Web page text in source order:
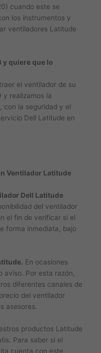
cuando este se
los instrumentos y
ventiladores Latitude
y quiere que lo
el ventilador de su
y realizamos la
con la seguridad y el
Dell Latitude en
Ventilador Latitude
Dell Latitude
del ventilador
el fin de verificar si el
forma inmediata, bajo
En ocasiones
aviso. Por esta razón,
diferentes canales de
del ventilador
asesores.
productos Latitude
Para saber si el
cuenta con este